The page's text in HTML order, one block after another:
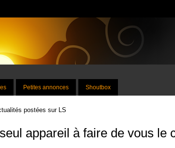
Petites annonces Shoutbox
postées sur LS
appareil à faire de vous le